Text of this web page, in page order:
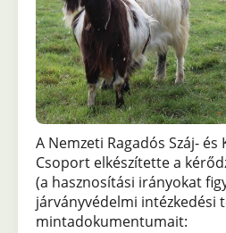
A Nemzeti Ragadós Száj-
Csoport elkészítette a
(a hasznosítási irányokat
járványvédelmi intézkedési
mintadokumentumait: